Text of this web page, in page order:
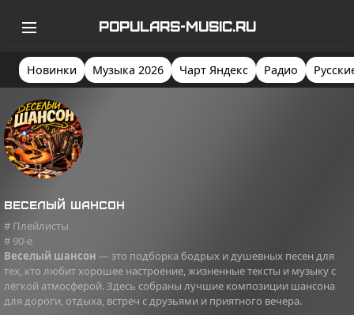
POPULARS-MUSIC.RU
Новинки Музыка 2026 Чарт Яндекс Радио
Веселый шансон
# Плейлисты
# 90-e
Веселый шансон — это подборка бодрых и душевных песен для
тех, кто любит хорошее настроение, жизненные тексты и музыку с
лёгкой атмосферой. Здесь собраны лучшие композиции шансона
для дороги, отдыха, встреч с друзьями и приятного вечера.